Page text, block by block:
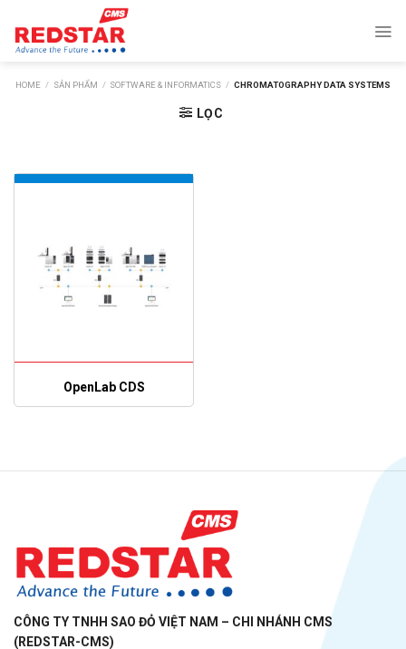
content
HOME / SẢN PHẨM / SOFTWARE & INFORMATICS / CHROMATOGRAPHY DATA SYSTEMS
LỌC
OpenLab CDS
CÔNG TY TNHH SAO ĐỎ VIỆT NAM – CHI NHÁNH CMS
(REDSTAR-CMS)